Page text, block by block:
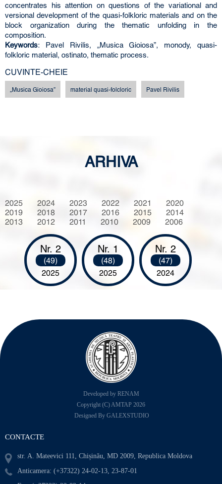
concentrates his attention on questions of the variational and
versional development of the quasi-folkloric materials and on the
block organization during the thematic unfolding in the
composition.
Keywords: Pavel Rivilis, „Musica Gioiosa”, monody, quasi-
folkloric material, ostinato, thematic process.
CUVINTE-CHEIE
„Musica Gioiosa” material quasi-folcloric Pavel Rivilis
ARHIVA
2025 2024 2023 2022 2021
2020
2019
2018 2017 2016 2015
2014
2013
2012 2011 2010 2009 2006
Nr. 2
(49)
2025
Nr. 1
(48)
2025
Nr. 2
(47)
2024
Developed by RENAM
Copyright (C) AMTAP 2026
Designed By GALEXSTUDIO
CONTACTE
str. A. Mateevici 111, Chișinău, MD 2009, Republica Moldova
Anticamera: (+37322) 24-02-13, 23-87-01